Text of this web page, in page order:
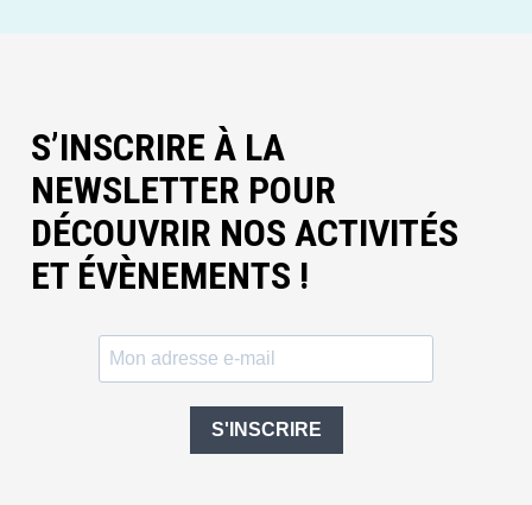
S’INSCRIRE À LA
NEWSLETTER POUR
DÉCOUVRIR NOS ACTIVITÉS
ET ÉVÈNEMENTS !
S'INSCRIRE